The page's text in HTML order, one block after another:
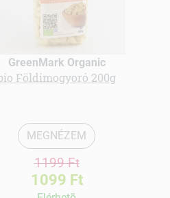
GreenMark Organic
Földimogyoró 200g
MEGNÉZEM
1199 Ft
1099 Ft